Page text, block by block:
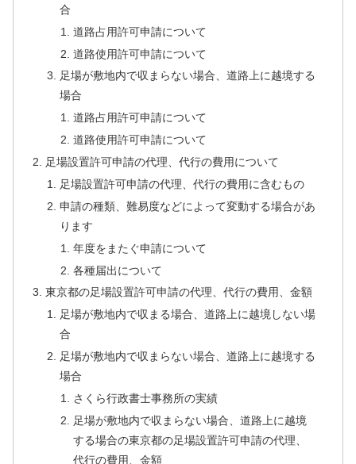
合
道路占用許可申請について
道路使用許可申請について
足場が敷地内で収まらない場合、道路上に越境する
場合
道路占用許可申請について
道路使用許可申請について
足場設置許可申請の代理、代行の費用について
足場設置許可申請の代理、代行の費用に含むもの
申請の種類、難易度などによって変動する場合があ
ります
年度をまたぐ申請について
各種届出について
東京都の足場設置許可申請の代理、代行の費用、金額
足場が敷地内で収まる場合、道路上に越境しない場
合
足場が敷地内で収まらない場合、道路上に越境する
場合
さくら行政書士事務所の実績
足場が敷地内で収まらない場合、道路上に越境
する場合の東京都の足場設置許可申請の代理、
代行の費用、金額